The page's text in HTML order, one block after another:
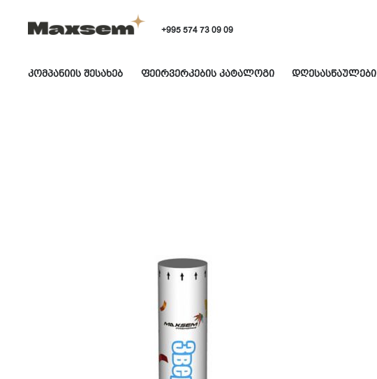
+995 574 73 09 09
კომპანიის შესახებ ფეირვერკების კატალოგი დღესასწაულები